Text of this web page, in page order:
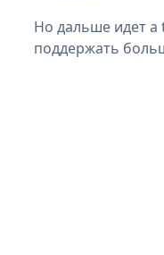
Но дальше идет a
поддержать